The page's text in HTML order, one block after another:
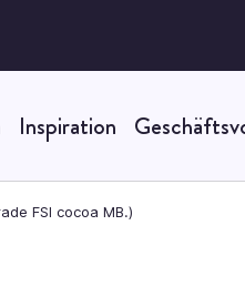
Inspiration
FSI cocoa MB.)